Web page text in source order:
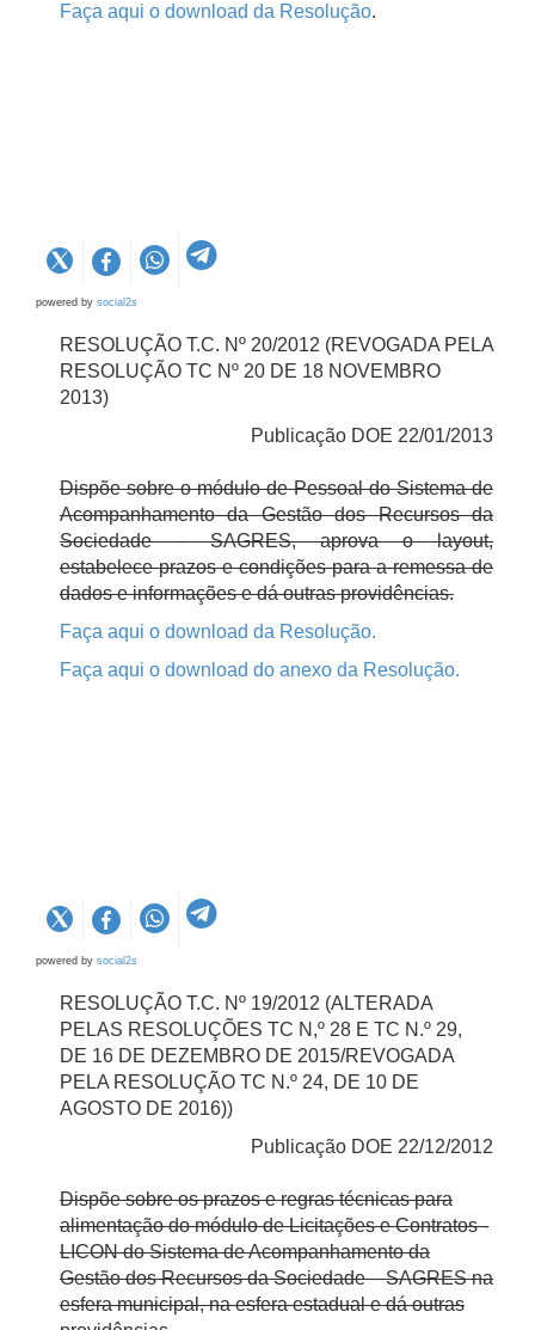
Faça aqui o download da Resolução.
powered by social2s
RESOLUÇÃO T.C. Nº 20/2012 (REVOGADA PELA
RESOLUÇÃO TC Nº 20 DE 18 NOVEMBRO
2013)
Publicação DOE 22/01/2013
Dispõe sobre o módulo de Pessoal do Sistema de
Acompanhamento da Gestão dos Recursos da
Sociedade – SAGRES, aprova o layout,
estabelece prazos e condições para a remessa de
dados e informações e dá outras providências.
Faça aqui o download da Resolução.
Faça aqui o download do anexo da Resolução.
powered by social2s
RESOLUÇÃO T.C. Nº 19/2012 (ALTERADA
PELAS RESOLUÇÕES TC N,º 28 E TC N.º 29,
DE 16 DE DEZEMBRO DE 2015/REVOGADA
PELA RESOLUÇÃO TC N.º 24, DE 10 DE
AGOSTO DE 2016))
Publicação DOE 22/12/2012
Dispõe sobre os prazos e regras técnicas para
alimentação do módulo de Licitações e Contratos -
LICON do Sistema de Acompanhamento da
Gestão dos Recursos da Sociedade – SAGRES na
esfera municipal, na esfera estadual e dá outras